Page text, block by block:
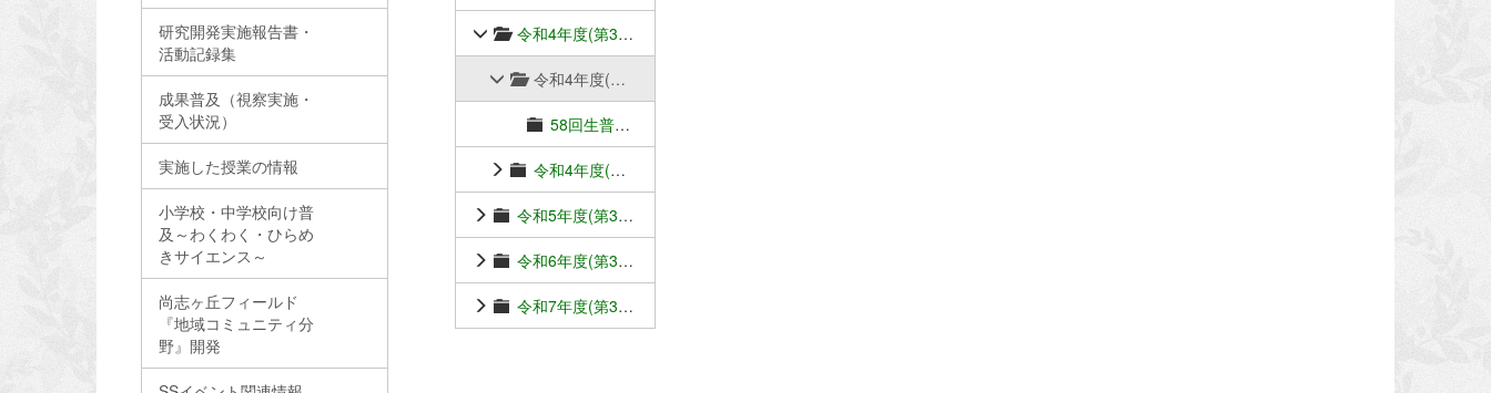
令和4年度(第3期SSH1年目：58回生)成果物
令和4年度(第3期SSH1年目：58回生)普通科探究活動成果物
58回生普通科探究ポスター
令和4年度(第3期SSH1年目：58回生)理数科課題研究成果物
令和5年度(第3期SSH2年目：59回生)成果物
令和6年度(第3期SSH3年目：60回生)成果物
令和7年度(第3期SSH4年目：61回生)成果物
研究開発実施報告書・
活動記録集
成果普及（視察実施・
受入状況）
実施した授業の情報
小学校・中学校向け普
及～わくわく・ひらめ
きサイエンス～
尚志ヶ丘フィールド
『地域コミュニティ分
野』開発